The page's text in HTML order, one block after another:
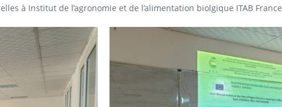
à Institut de l’agronomie et de l’alimentation biolgique ITAB France